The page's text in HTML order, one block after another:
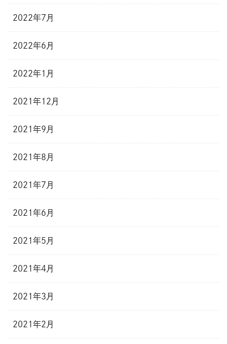
2022年7月
2022年6月
2022年1月
2021年12月
2021年9月
2021年8月
2021年7月
2021年6月
2021年5月
2021年4月
2021年3月
2021年2月